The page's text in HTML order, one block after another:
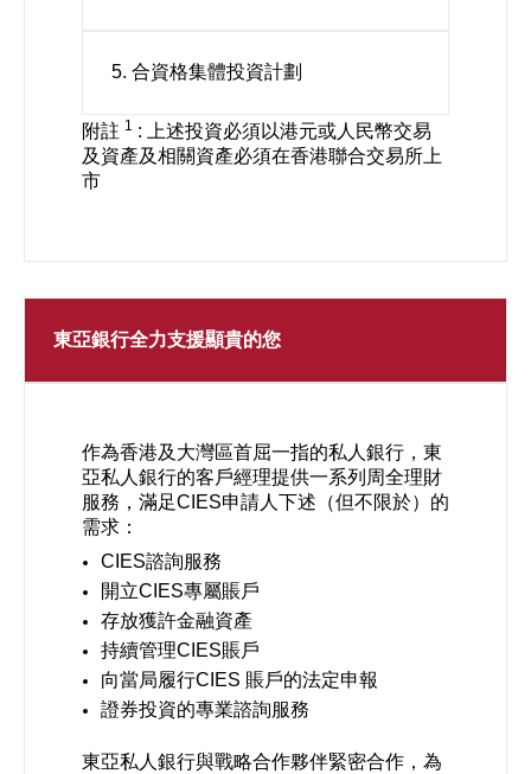
5. 合資格集體投資計劃
附註 1 : 上述投資必須以港元或人民幣交易
及資產及相關資產必須在香港聯合交易所上
市
東亞銀行全力支援顯貴的您
作為香港及大灣區首屈一指的私人銀行，東
亞私人銀行的客戶經理提供一系列周全理財
服務，滿足CIES申請人下述（但不限於）的
需求：
CIES諮詢服務
開立CIES專屬賬戶
存放獲許金融資產
持續管理CIES賬戶
向當局履行CIES 賬戶的法定申報
證券投資的專業諮詢服務
東亞私人銀行與戰略合作夥伴緊密合作，為